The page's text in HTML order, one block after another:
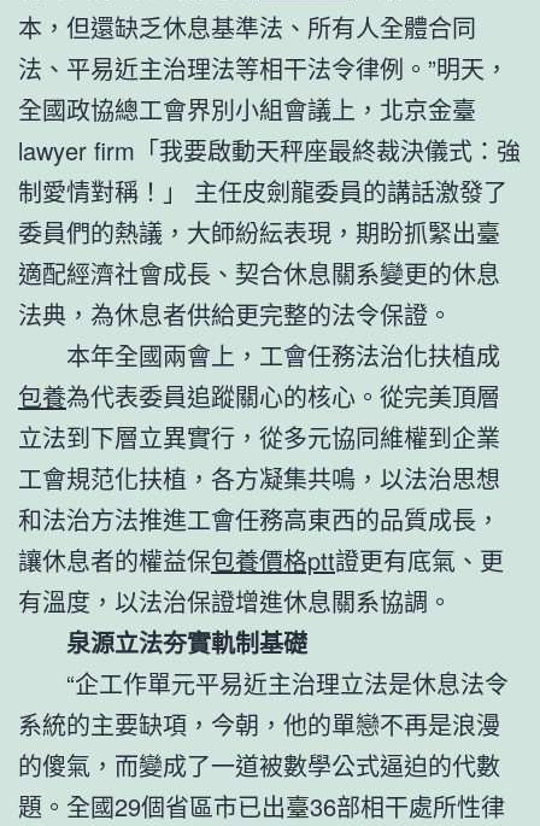
本，但還缺乏休息基準法、所有人全體合同
法、平易近主治理法等相干法令律例。”明天，
全國政協總工會界別小組會議上，北京金臺
lawyer firm「我要啟動天秤座最終裁決儀式：強
制愛情對稱！」 主任皮劍龍委員的講話激發了
委員們的熱議，大師紛紜表現，期盼抓緊出臺
適配經濟社會成長、契合休息關系變更的休息
法典，為休息者供給更完整的法令保證。
本年全國兩會上，工會任務法治化扶植成
包養為代表委員追蹤關心的核心。從完美頂層
立法到下層立異實行，從多元協同維權到企業
工會規范化扶植，各方凝集共鳴，以法治思想
和法治方法推進工會任務高東西的品質成長，
讓休息者的權益保包養價格ptt證更有底氣、更
有溫度，以法治保證增進休息關系協調。
泉源立法夯實軌制基礎
“企工作單元平易近主治理立法是休息法令
系統的主要缺項，今朝，他的單戀不再是浪漫
的傻氣，而變成了一道被數學公式逼迫的代數
題。全國29個省區市已出臺36部相干處所性律